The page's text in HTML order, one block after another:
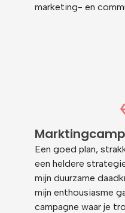
marketing- en
Een goed plan,
een heldere
mijn duurzame
mijn enthousiasme
campagne waar je